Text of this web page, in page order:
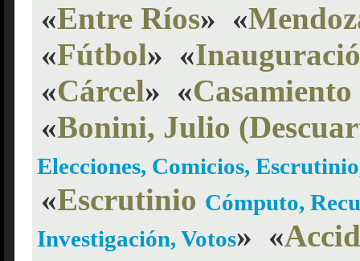
«Entre Ríos» «
«Fútbol» «
«Cárcel» «Casamiento
«Bonini, Julio
Elecciones, Comicios,
«Escrutinio Cómputo,
Investigación, Votos» «